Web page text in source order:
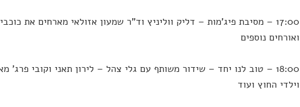
17:00 – מסיבת פיג'מות – דליק ווליניץ וד"ר שמעון אזולאי מארחים את
ואורחים נוספים
18:00 – טוב לנו יחד – שידור משותף עם גלי צהל – לירון תאני וקובי
וילדי החוץ ועוד